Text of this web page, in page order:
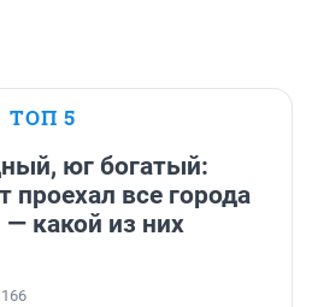
ТОП 5
юг богатый:
проехал все города
какой из них
166